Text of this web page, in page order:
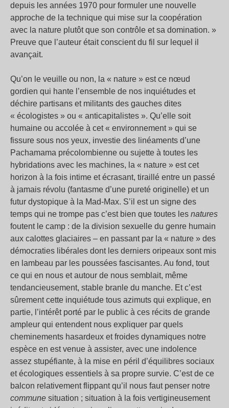
depuis les années 1970 pour formuler une nouvelle
approche de la technique qui mise sur la coopération
avec la nature plutôt que son contrôle et sa domination. »
Preuve que l’auteur était conscient du fil sur lequel il
avançait.
Qu’on le veuille ou non, la « nature » est ce nœud
gordien qui hante l’ensemble de nos inquiétudes et
déchire partisans et militants des gauches dites
« écologistes » ou « anticapitalistes ». Qu’elle soit
humaine ou accolée à cet « environnement » qui se
fissure sous nos yeux, investie des linéaments d’une
Pachamama précolombienne ou sujette à toutes les
hybridations avec les machines, la « nature » est cet
horizon à la fois intime et écrasant, tiraillé entre un passé
à jamais révolu (fantasme d’une pureté originelle) et un
futur dystopique à la Mad-Max. S’il est un signe des
temps qui ne trompe pas c’est bien que toutes les natures
foutent le camp : de la division sexuelle du genre humain
aux calottes glaciaires – en passant par la « nature » des
démocraties libérales dont les derniers oripeaux sont mis
en lambeau par les poussées fascisantes. Au fond, tout
ce qui en nous et autour de nous semblait, même
tendancieusement, stable branle du manche. Et c’est
sûrement cette inquiétude tous azimuts qui explique, en
partie, l’intérêt porté par le public à ces récits de grande
ampleur qui entendent nous expliquer par quels
cheminements hasardeux et froides dynamiques notre
espèce en est venue à assister, avec une indolence
assez stupéfiante, à la mise en péril d’équilibres sociaux
et écologiques essentiels à sa propre survie. C’est de ce
balcon relativement flippant qu’il nous faut penser notre
commune situation ; situation à la fois vertigineusement